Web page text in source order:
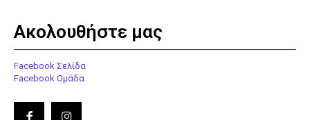
Ακολουθήστε μας
Facebook Σελίδα
Facebook Ομάδα